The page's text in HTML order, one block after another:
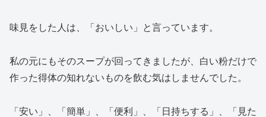
味見をした人は、「おいしい」と言っています。
私の元にもそのスープが回ってきましたが、白い粉だけで
作った得体の知れないものを飲む気はしませんでした。
「安い」、「簡単」、「便利」、「日持ちする」、「見た